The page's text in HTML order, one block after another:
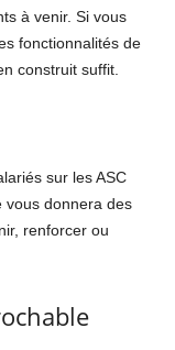
à venir. Si vous
fonctionnalités de
construit suffit.
sur les ASC
vous donnera des
renforcer ou